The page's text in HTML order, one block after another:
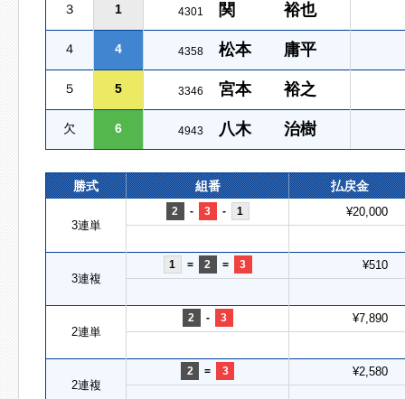
３ 1 4301 関 裕也
４ 4 4358 松本 庸平
５ 5 3346 宮本 裕之
欠 6 4943 八木 治樹
勝式 組番 払戻金
3連単
2 - 3 - 1 ¥20,000
3連複
1 = 2 = 3 ¥510
2連単
2 - 3 ¥7,890
2連複
2 = 3 ¥2,580